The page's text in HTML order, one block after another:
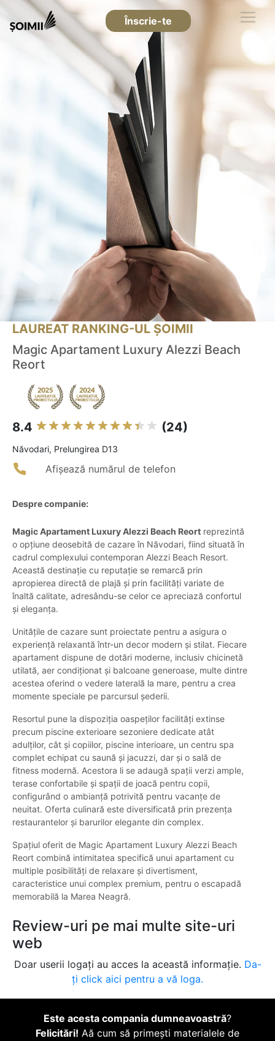
Înscrie-te
LAUREAT RANKING-UL ȘOIMII
Magic Apartament Luxury Alezzi Beach
Reort
8.4 (24)
Năvodari, Prelungirea D13
Afișează numărul de telefon
Despre companie:
Magic Apartament Luxury Alezzi Beach Reort reprezintă
o opțiune deosebită de cazare în Năvodari, fiind situată în
cadrul complexului contemporan Alezzi Beach Resort.
Această destinație cu reputație se remarcă prin
apropierea directă de plajă și prin facilități variate de
înaltă calitate, adresându-se celor ce apreciază confortul
și eleganța.
Unitățile de cazare sunt proiectate pentru a asigura o
experiență relaxantă într-un decor modern și stilat. Fiecare
apartament dispune de dotări moderne, inclusiv chicinetă
utilată, aer condiționat și balcoane generoase, multe dintre
acestea oferind o vedere laterală la mare, pentru a crea
momente speciale pe parcursul șederii.
Resortul pune la dispoziția oaspeților facilități extinse
precum piscine exterioare sezoniere dedicate atât
adulților, cât și copiilor, piscine interioare, un centru spa
complet echipat cu saună și jacuzzi, dar și o sală de
fitness modernă. Acestora li se adaugă spații verzi ample,
terase confortabile și spații de joacă pentru copii,
configurând o ambianță potrivită pentru vacanțe de
neuitat. Oferta culinară este diversificată prin prezența
restaurantelor și barurilor elegante din complex.
Spațiul oferit de Magic Apartament Luxury Alezzi Beach
Reort combină intimitatea specifică unui apartament cu
multiple posibilități de relaxare și divertisment,
caracteristice unui complex premium, pentru o escapadă
memorabilă la Marea Neagră.
Review-uri pe mai multe site-uri
web
Doar userii logați au acces la această informație. Da-
ți click aici pentru a vă loga.
Este acesta compania dumneavoastră?
Felicitări! Aă cum să primești materialele de